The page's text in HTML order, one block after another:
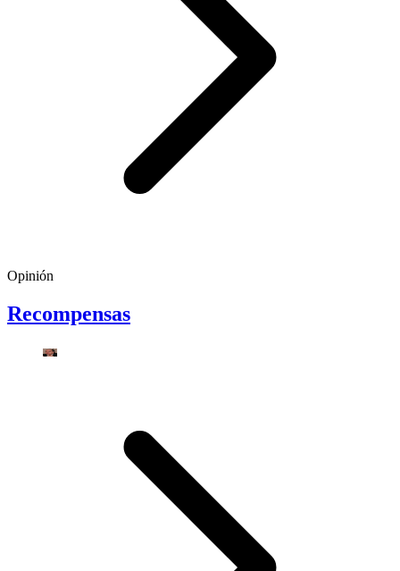
Opinión
Recompensas